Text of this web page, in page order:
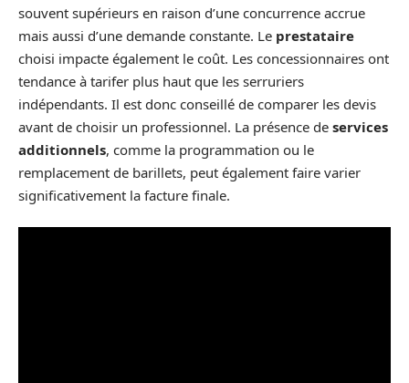
souvent supérieurs en raison d’une concurrence accrue
mais aussi d’une demande constante. Le prestataire
choisi impacte également le coût. Les concessionnaires ont
tendance à tarifer plus haut que les serruriers
indépendants. Il est donc conseillé de comparer les devis
avant de choisir un professionnel. La présence de services
additionnels, comme la programmation ou le
remplacement de barillets, peut également faire varier
significativement la facture finale.